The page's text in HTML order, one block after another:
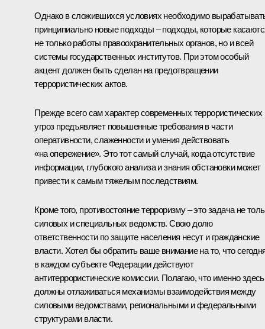
Однако в сложившихся условиях необходимо
принципиально новые подходы – подходы, которые
не только работы правоохранительных органов, но и всей
системы государственных институтов. При этом особый
акцент должен быть сделан на предотвращении
террористических актов.
Прежде всего сам характер современных террористических
угроз предъявляет повышенные требования в части
оперативности, слаженности и умения действовать
«на опережение». Это тот самый случай, когда отсутствие
информации, глубокого анализа и знания обстановки может
привести к самым тяжелым последствиям.
Кроме того, противостояние терроризму – это задача не
силовых и специальных ведомств. Свою долю
ответственности по защите населения несут и гражданские
власти. Хотел бы обратить ваше внимание на то, что
в каждом субъекте Федерации действуют
антитеррористические комиссии. Полагаю, что именно здесь
должны отлаживаться механизмы взаимодействия между
силовыми ведомствами, региональными и федеральными
структурами власти.